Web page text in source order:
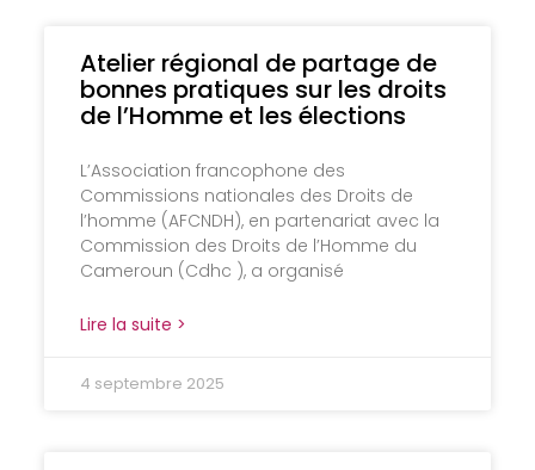
Atelier régional de partage de
bonnes pratiques sur les droits
de l’Homme et les élections
L’Association francophone des
Commissions nationales des Droits de
l’homme (AFCNDH), en partenariat avec la
Commission des Droits de l’Homme du
Cameroun (Cdhc ), a organisé
Lire la suite >
4 septembre 2025